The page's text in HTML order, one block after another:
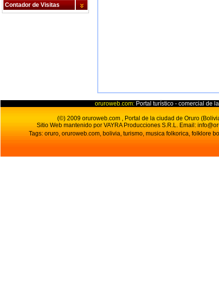
Contador de Visitas
oruroweb.com: Portal turístico - comercial de
(©) 2009 oruroweb.com , Portal de la ciudad de Oruro
Sitio Web mantenido por VAYRA Producciones S.R.L. Email:
Tags: oruro, oruroweb.com, bolivia, turismo, musica folkorica, folklore